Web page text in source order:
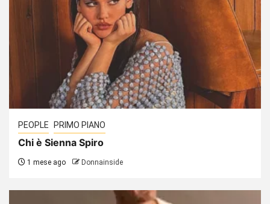
PEOPLE PRIMO PIANO
Chi è Sienna Spiro
1 mese ago Donnainside